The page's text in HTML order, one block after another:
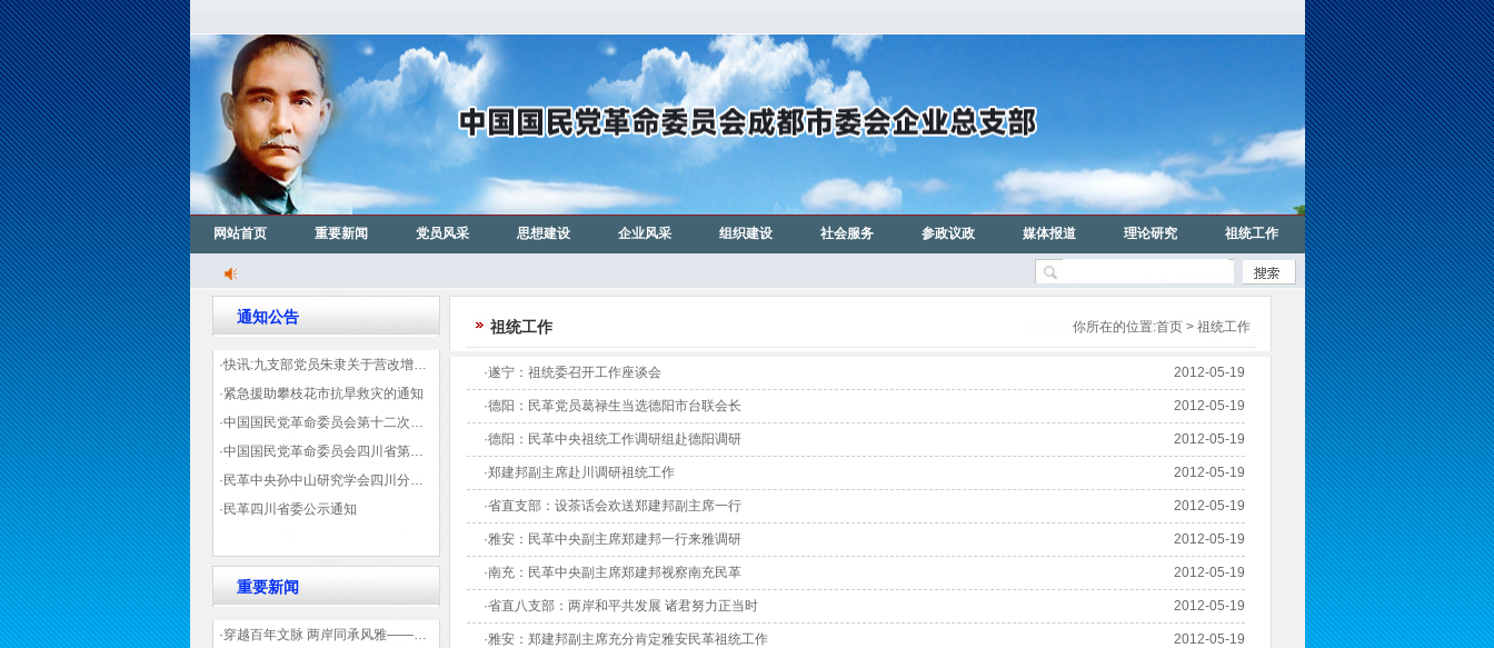
网站首页 重要新闻 党员风采 思想建设 企业风采 组织建设 社会服务 参政议政 媒体报道 理论研究 祖统工作
通知公告
·快讯:九支部党员朱隶关于营改增信息宣传力度的建议那篇已被省政协采用
·紧急援助攀枝花市抗旱救灾的通知
·中国国民党革命委员会第十二次全国代表大会代表登记表（下载）
·中国国民党革命委员会四川省第十一次代表大会代表登记表（下载）
·民革中央孙中山研究学会四川分会领导机构及成员名单
·民革四川省委公示通知
重要新闻
·穿越百年文脉 两岸同承风雅——民革四川省委会“中山天府大讲堂”第三讲在蓉举办
祖统工作 你所在的位置:首页> 祖统工作
·遂宁：祖统委召开工作座谈会 2012-05-19
·德阳：民革党员葛禄生当选德阳市台联会长 2012-05-19
·德阳：民革中央祖统工作调研组赴德阳调研 2012-05-19
·郑建邦副主席赴川调研祖统工作 2012-05-19
·省直支部：设茶话会欢送郑建邦副主席一行 2012-05-19
·雅安：民革中央副主席郑建邦一行来雅调研 2012-05-19
·南充：民革中央副主席郑建邦视察南充民革 2012-05-19
·省直八支部：两岸和平共发展 诸君努力正当时 2012-05-19
·雅安：郑建邦副主席充分肯定雅安民革祖统工作 2012-05-19